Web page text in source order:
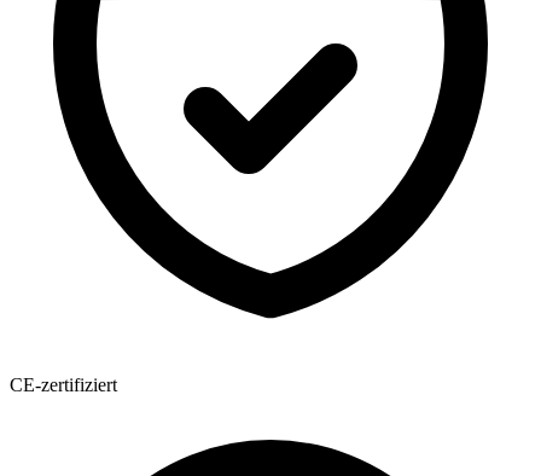
CE-zertifiziert